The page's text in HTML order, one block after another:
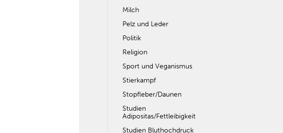
Milch
Pelz und Leder
Politik
Religion
Sport und Veganismus
Stierkampf
Stopfleber/Daunen
Studien
Adipositas/Fettleibigkeit
Studien Bluthochdruck